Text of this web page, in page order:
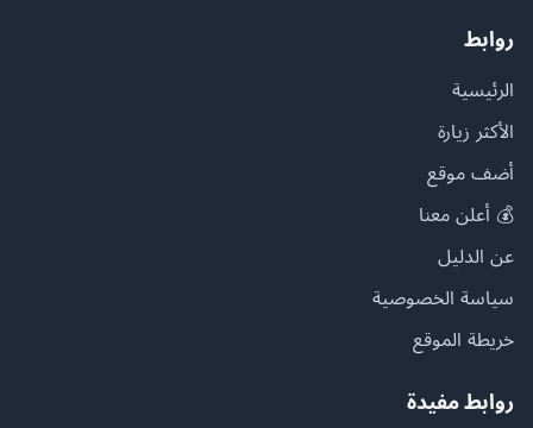
روابط
الرئيسية
الأكثر زيارة
أضف موقع
💰 أعلن معنا
عن الدليل
سياسة الخصوصية
خريطة الموقع
روابط مفيدة